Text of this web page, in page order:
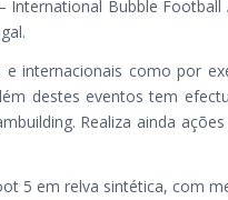
International Bubble
internacionais como por
destes eventos tem
Realiza ainda
5 em relva sintética, com